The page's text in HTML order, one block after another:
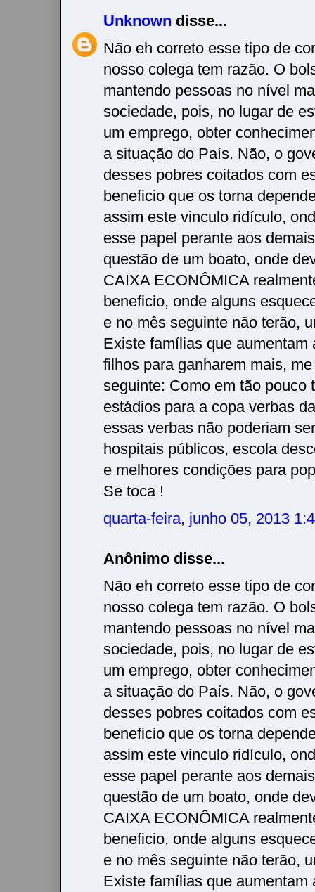
Unknown disse...
Não eh correto esse tipo de
nosso colega tem razão. O
mantendo pessoas no nível
sociedade, pois, no lugar de
um emprego, obter
a situação do País. Não, o
desses pobres coitados com
beneficio que os torna
assim este vinculo ridículo,
esse papel perante aos
questão de um boato, onde
CAIXA ECONÔMICA
beneficio, onde alguns
e no mês seguinte não terão,
Existe famílias que aumentam
filhos para ganharem mais,
seguinte: Como em tão pouco
estádios para a copa verbas
essas verbas não poderiam
hospitais públicos, escola
e melhores condições para
Se toca !
quarta-feira, junho 05, 2013
Anônimo disse...
Não eh correto esse tipo de
nosso colega tem razão. O
mantendo pessoas no nível
sociedade, pois, no lugar de
um emprego, obter
a situação do País. Não, o
desses pobres coitados com
beneficio que os torna
assim este vinculo ridículo,
esse papel perante aos
questão de um boato, onde
CAIXA ECONÔMICA
beneficio, onde alguns
e no mês seguinte não terão,
Existe famílias que aumentam